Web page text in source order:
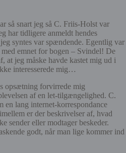
så snart jeg så C. Friis-Holst var
har tidligere anmeldt hendes
syntes var spændende. Egentlig var
emnet for bogen – Svindel! De
at jeg måske havde kastet mig ud i
interesserede mig…
opsætning forvirrede mig
af en let-tilgængelighed. C.
en lang internet-korrespondance
er der beskrivelser af, hvad
sender eller modtager beskeder.
godt, når man lige kommer ind